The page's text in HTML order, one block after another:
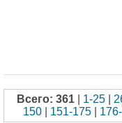
Всего: 361 1-25
150
151-175